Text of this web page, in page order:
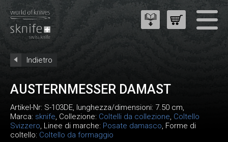
Indietro
AUSTERNMESSER DAMAST
Artikel-Nr: S-103DE, lunghezza/dimensioni: 7.50 cm,
Marca: sknife, Collezione: Coltelli da collezione, Coltello
Svizzero, Linee di marche: Posate damasco, Forme di
coltello: Coltello da formaggio